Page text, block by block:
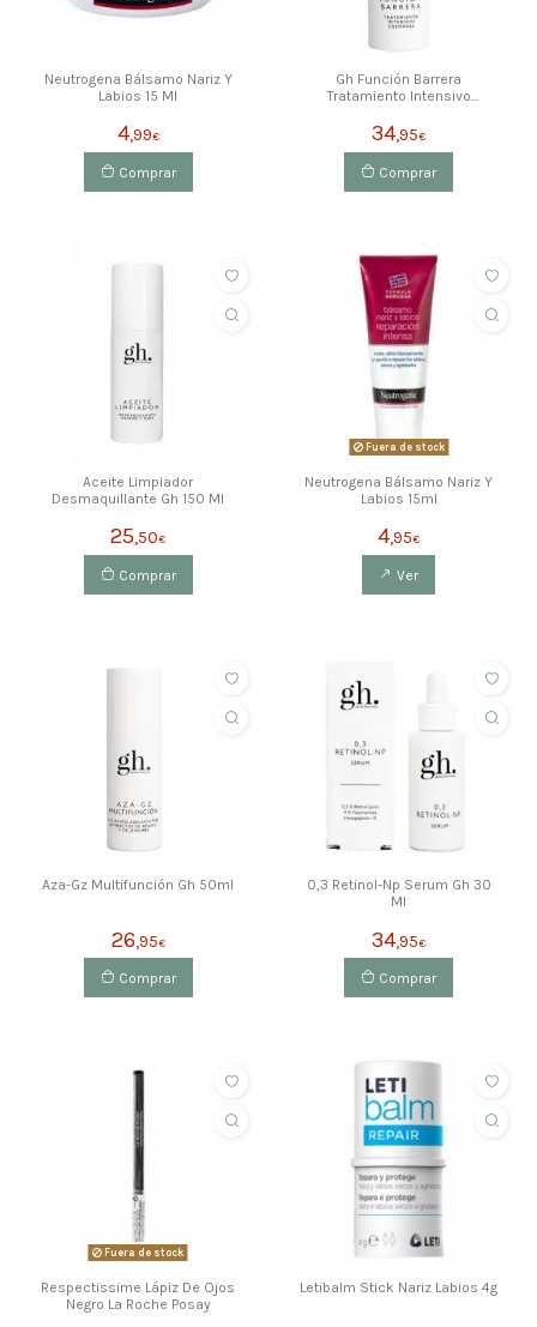
Neutrogena Bálsamo Nariz Y
Labios 15 Ml
4,99€
Comprar
Gh Función Barrera
Tratamiento Intensivo
34,95€
Comprar
Aceite Limpiador
Desmaquillante Gh 150 Ml
25,50€
Comprar
Fuera de stock
Neutrogena Bálsamo Nariz Y
Labios 15ml
4,95€
Ver
Aza-Gz Multifunción Gh 50ml
26,95€
Comprar
0,3 Retinol-Np Serum Gh 30
Ml
34,95€
Comprar
Fuera de stock
Respectissime Lápiz De Ojos
Negro La Roche Posay
Letibalm Stick Nariz Labios 4g